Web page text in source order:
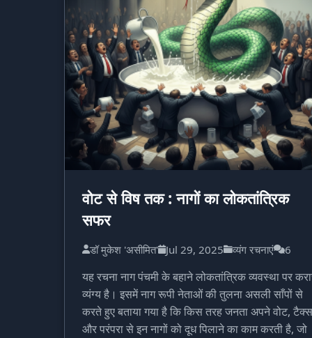
वोट से विष तक : नागों का लोकतांत्रिक
सफर
डॉ मुकेश 'असीमित' Jul 29, 2025 व्यंग रचनाएं 6
यह रचना नाग पंचमी के बहाने लोकतांत्रिक व्यवस्था पर
व्यंग्य है। इसमें नाग रूपी नेताओं की तुलना असली साँपों से
करते हुए बताया गया है कि किस तरह जनता अपने वोट, टैक्स
और परंपरा से इन नागों को दूध पिलाने का काम करती है, जो